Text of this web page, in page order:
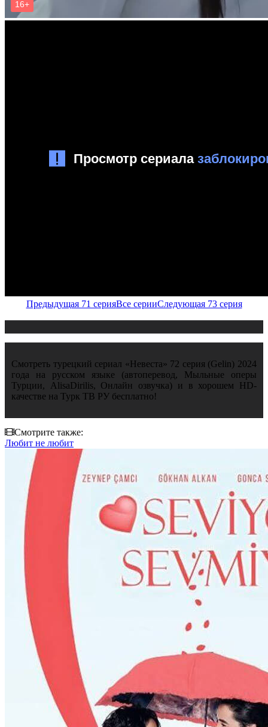
Предыдущая 71 серияВсе серииСледующая 73 серия
Смотреть турецкий сериал «Невеста» 72 серия (Gelin) 2024
года на русском языке (автоперевод, Мыльные оперы
Турции, AlisaDirilis, Онлайн озвучка) и в хорошем HD-
качестве на Турк ТВ РУ бесплатно!
Смотрите также:
Любит не любит